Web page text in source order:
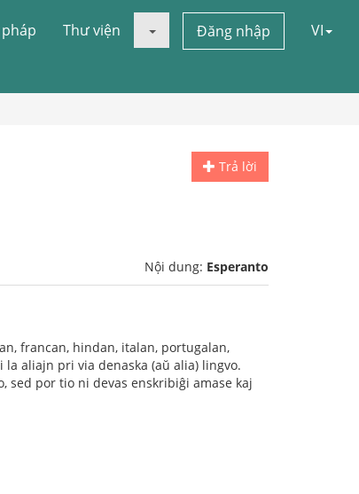
Thư viện Đăng nhập VI
Trả lời
Nội dung: Esperanto
francan, hindan, italan, portugalan,
aliajn pri via denaska (aŭ alia) lingvo.
sed por tio ni devas enskribiĝi amase kaj